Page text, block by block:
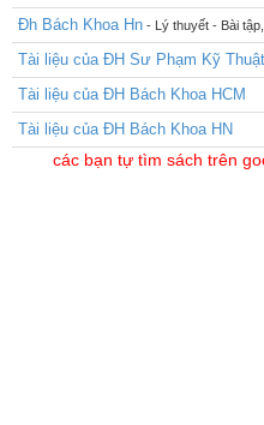
Đh Bách Khoa Hn - Lý thuyết - Bài
Tài liệu của ĐH Sư Phạm Kỹ
Tài liệu của ĐH Bách Khoa HCM
Tài liệu của ĐH Bách Khoa HN
các bạn tự tìm sách trên